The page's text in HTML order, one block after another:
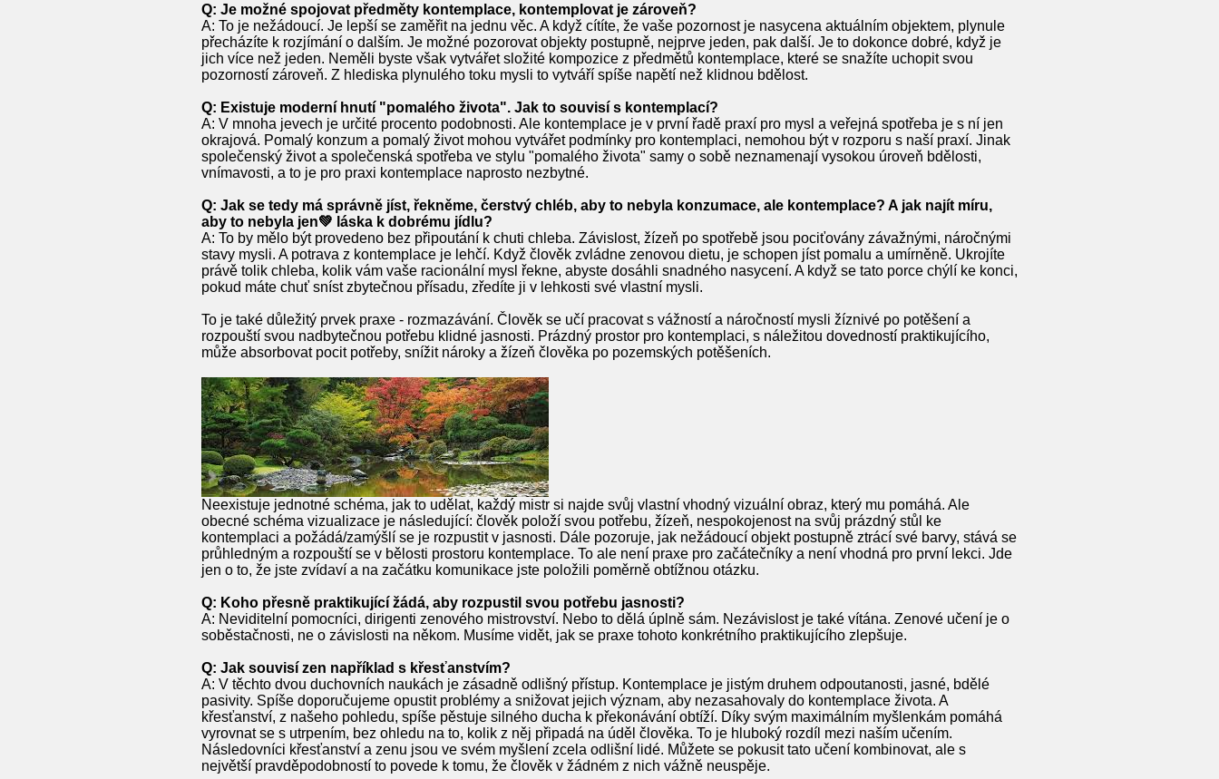
Q: Je možné spojovat předměty kontemplace, kontemplovat je zároveň?
A: To je nežádoucí. Je lepší se zaměřit na jednu věc. A když cítíte, že vaše pozornost je nasycena aktuálním objektem, plynule
přecházíte k rozjímání o dalším. Je možné pozorovat objekty postupně, nejprve jeden, pak další. Je to dokonce dobré, když je
jich více než jeden. Neměli byste však vytvářet složité kompozice z předmětů kontemplace, které se snažíte uchopit svou
pozorností zároveň. Z hlediska plynulého toku mysli to vytváří spíše napětí než klidnou bdělost.
Q: Existuje moderní hnutí "pomalého života". Jak to souvisí s kontemplací?
A: V mnoha jevech je určité procento podobnosti. Ale kontemplace je v první řadě praxí pro mysl a veřejná spotřeba je s ní jen
okrajová. Pomalý konzum a pomalý život mohou vytvářet podmínky pro kontemplaci, nemohou být v rozporu s naší praxí. Jinak
společenský život a společenská spotřeba ve stylu "pomalého života" samy o sobě neznamenají vysokou úroveň bdělosti,
vnímavosti, a to je pro praxi kontemplace naprosto nezbytné.
Q: Jak se tedy má správně jíst, řekněme, čerstvý chléb, aby to nebyla konzumace, ale kontemplace? A jak najít míru,
aby to nebyla jen💚 láska k dobrému jídlu?
A: To by mělo být provedeno bez připoutání k chuti chleba. Závislost, žízeň po spotřebě jsou pociťovány závažnými, náročnými
stavy mysli. A potrava z kontemplace je lehčí. Když člověk zvládne zenovou dietu, je schopen jíst pomalu a umírněně. Ukrojíte
právě tolik chleba, kolik vám vaše racionální mysl řekne, abyste dosáhli snadného nasycení. A když se tato porce chýlí ke konci,
pokud máte chuť sníst zbytečnou přísadu, zředíte ji v lehkosti své vlastní mysli.
To je také důležitý prvek praxe - rozmazávání. Člověk se učí pracovat s vážností a náročností mysli žíznivé po potěšení a
rozpouští svou nadbytečnou potřebu klidné jasnosti. Prázdný prostor pro kontemplaci, s náležitou dovedností praktikujícího,
může absorbovat pocit potřeby, snížit nároky a žízeň člověka po pozemských potěšeních.
Neexistuje jednotné schéma, jak to udělat, každý mistr si najde svůj vlastní vhodný vizuální obraz, který mu pomáhá. Ale
obecné schéma vizualizace je následující: člověk položí svou potřebu, žízeň, nespokojenost na svůj prázdný stůl ke
kontemplaci a požádá/zamýšlí se je rozpustit v jasnosti. Dále pozoruje, jak nežádoucí objekt postupně ztrácí své barvy, stává se
průhledným a rozpouští se v bělosti prostoru kontemplace. To ale není praxe pro začátečníky a není vhodná pro první lekci. Jde
jen o to, že jste zvídaví a na začátku komunikace jste položili poměrně obtížnou otázku.
Q: Koho přesně praktikující žádá, aby rozpustil svou potřebu jasnosti?
A: Neviditelní pomocníci, dirigenti zenového mistrovství. Nebo to dělá úplně sám. Nezávislost je také vítána. Zenové učení je o
soběstačnosti, ne o závislosti na někom. Musíme vidět, jak se praxe tohoto konkrétního praktikujícího zlepšuje.
Q: Jak souvisí zen například s křesťanstvím?
A: V těchto dvou duchovních naukách je zásadně odlišný přístup. Kontemplace je jistým druhem odpoutanosti, jasné, bdělé
pasivity. Spíše doporučujeme opustit problémy a snižovat jejich význam, aby nezasahovaly do kontemplace života. A
křesťanství, z našeho pohledu, spíše pěstuje silného ducha k překonávání obtíží. Díky svým maximálním myšlenkám pomáhá
vyrovnat se s utrpením, bez ohledu na to, kolik z něj připadá na úděl člověka. To je hluboký rozdíl mezi naším učením.
Následovníci křesťanství a zenu jsou ve svém myšlení zcela odlišní lidé. Můžete se pokusit tato učení kombinovat, ale s
největší pravděpodobností to povede k tomu, že člověk v žádném z nich vážně neuspěje.